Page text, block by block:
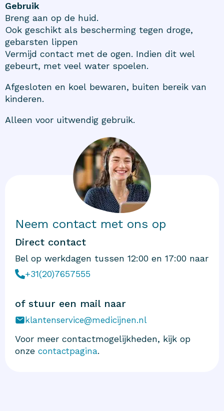
Gebruik
Breng aan op de huid.
Ook geschikt als bescherming tegen droge,
gebarsten lippen
Vermijd contact met de ogen. Indien dit wel
gebeurt, met veel water spoelen.
Afgesloten en koel bewaren, buiten bereik van
kinderen.
Alleen voor uitwendig gebruik.
Neem contact met ons op
Direct contact
Bel op werkdagen tussen 12:00 en 17:00 naar
+31(20)7657555
of stuur een mail naar
klantenservice@medicijnen.nl
Voor meer contactmogelijkheden, kijk op
onze contactpagina.